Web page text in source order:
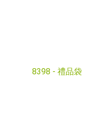
8398 - 禮品袋